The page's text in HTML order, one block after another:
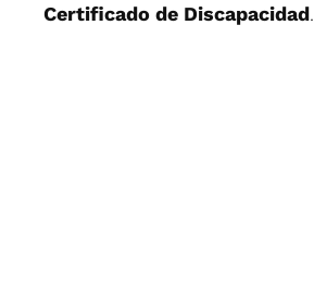
Certificado de Discapacidad.